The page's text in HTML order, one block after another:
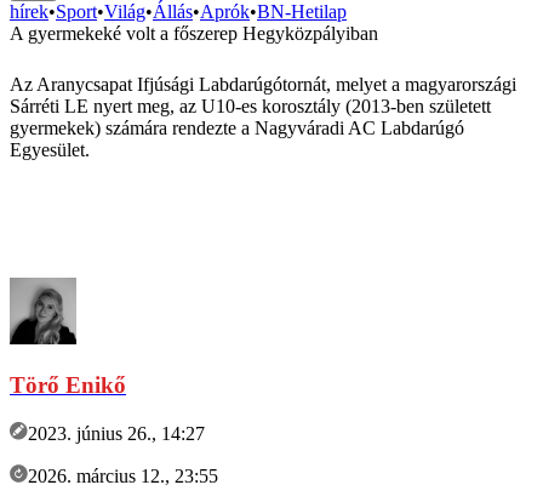
hírek•Sport•Világ•Állás•Aprók•BN-Hetilap
A gyermekeké volt a főszerep Hegyközpályiban
Az Aranycsapat Ifjúsági Labdarúgótornát, melyet a magyarországi
Sárréti LE nyert meg, az U10-es korosztály (2013-ben született
gyermekek) számára rendezte a Nagyváradi AC Labdarúgó
Egyesület.
Törő Enikő
2023. június 26., 14:27
2026. március 12., 23:55